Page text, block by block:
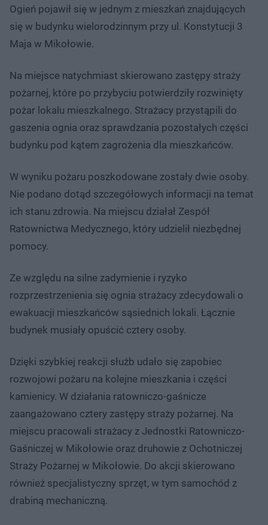
Ogień pojawił się w jednym z mieszkań znajdujących
się w budynku wielorodzinnym przy ul. Konstytucji 3
Maja w Mikołowie.
Na miejsce natychmiast skierowano zastępy straży
pożarnej, które po przybyciu potwierdziły rozwinięty
pożar lokalu mieszkalnego. Strażacy przystąpili do
gaszenia ognia oraz sprawdzania pozostałych części
budynku pod kątem zagrożenia dla mieszkańców.
W wyniku pożaru poszkodowane zostały dwie osoby.
Nie podano dotąd szczegółowych informacji na temat
ich stanu zdrowia. Na miejscu działał Zespół
Ratownictwa Medycznego, który udzielił niezbędnej
pomocy.
Ze względu na silne zadymienie i ryzyko
rozprzestrzenienia się ognia strażacy zdecydowali o
ewakuacji mieszkańców sąsiednich lokali. Łącznie
budynek musiały opuścić cztery osoby.
Dzięki szybkiej reakcji służb udało się zapobiec
rozwojowi pożaru na kolejne mieszkania i części
kamienicy. W działania ratowniczo-gaśnicze
zaangażowano cztery zastępy straży pożarnej. Na
miejscu pracowali strażacy z Jednostki Ratowniczo-
Gaśniczej w Mikołowie oraz druhowie z Ochotniczej
Straży Pożarnej w Mikołowie. Do akcji skierowano
również specjalistyczny sprzęt, w tym samochód z
drabiną mechaniczną.